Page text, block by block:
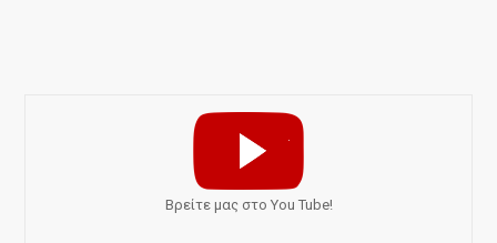
Bρείτε μας στο You Tube!